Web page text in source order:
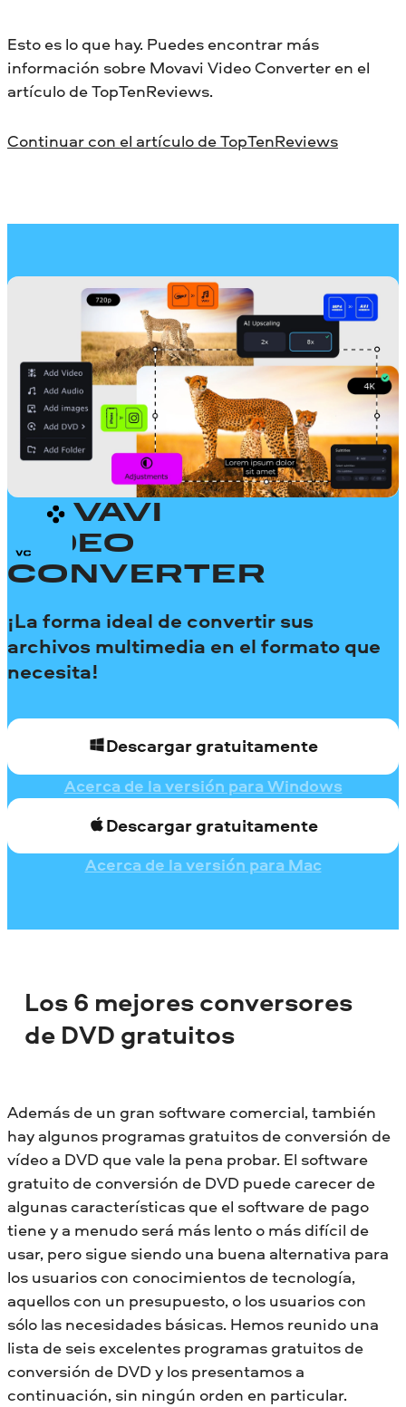
Esto es lo que hay. Puedes encontrar más
información sobre Movavi Video Converter en el
artículo de TopTenReviews.
Continuar con el artículo de TopTenReviews
MOVAVI
VIDEO
CONVERTER
¡La forma ideal de convertir sus
archivos multimedia en el formato que
necesita!
Descargar gratuitamente
Acerca de la versión para Windows
Descargar gratuitamente
Acerca de la versión para Mac
Los 6 mejores conversores
de DVD gratuitos
Además de un gran software comercial, también
hay algunos programas gratuitos de conversión de
vídeo a DVD que vale la pena probar. El software
gratuito de conversión de DVD puede carecer de
algunas características que el software de pago
tiene y a menudo será más lento o más difícil de
usar, pero sigue siendo una buena alternativa para
los usuarios con conocimientos de tecnología,
aquellos con un presupuesto, o los usuarios con
sólo las necesidades básicas. Hemos reunido una
lista de seis excelentes programas gratuitos de
conversión de DVD y los presentamos a
continuación, sin ningún orden en particular.